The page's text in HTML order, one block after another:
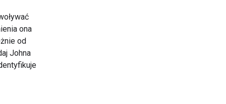
ona
od
Johna